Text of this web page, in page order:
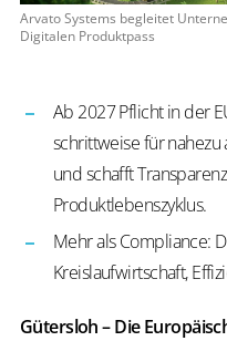
Arvato Systems begleitet
Digitalen Produktpass
Ab 2027 Pflicht in der
schrittweise für
und schafft
Produktlebenszyklus.
Mehr als Compliance:
Kreislaufwirtschaft,
Gütersloh – Die